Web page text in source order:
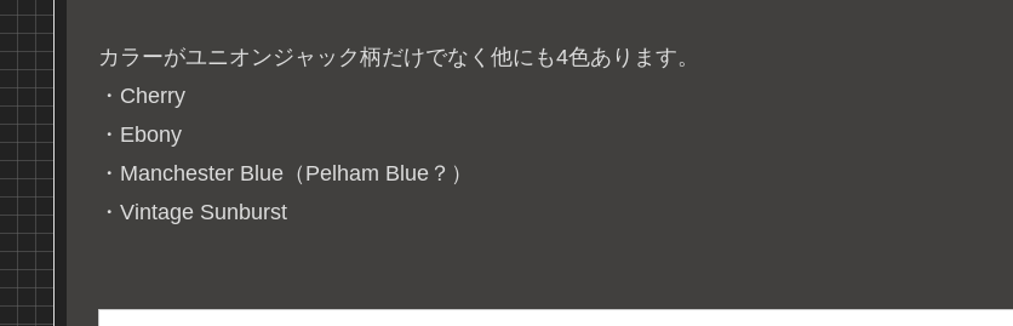
カラーがユニオンジャック柄だけでなく他にも4色あります。
・Cherry
・Ebony
・Manchester Blue（Pelham Blue？）
・Vintage Sunburst